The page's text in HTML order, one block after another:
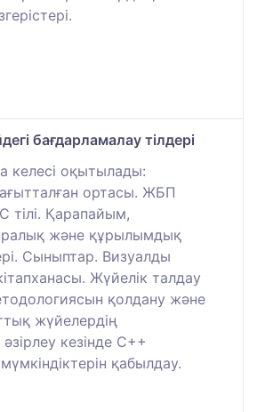
бағдарламалау тілдері
келесі оқытылады:
ортасы. ЖБП
тілі. Қарапайым,
аралық және құрылымдық
Сыныптар. Визуалды
Жүйелік талдау
қолдану және
жүйелердің
кезінде С++
қабылдау.